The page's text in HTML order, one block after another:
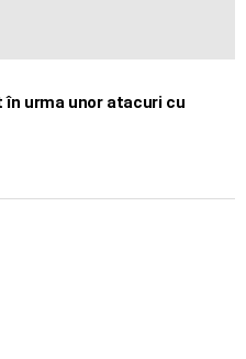
în urma unor atacuri cu